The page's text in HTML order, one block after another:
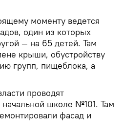
моменту ведется
один из которых
— на 65 детей. Там
крыши, обустройству
групп, пищеблока, а
проводят
школе №101. Там
фасад и